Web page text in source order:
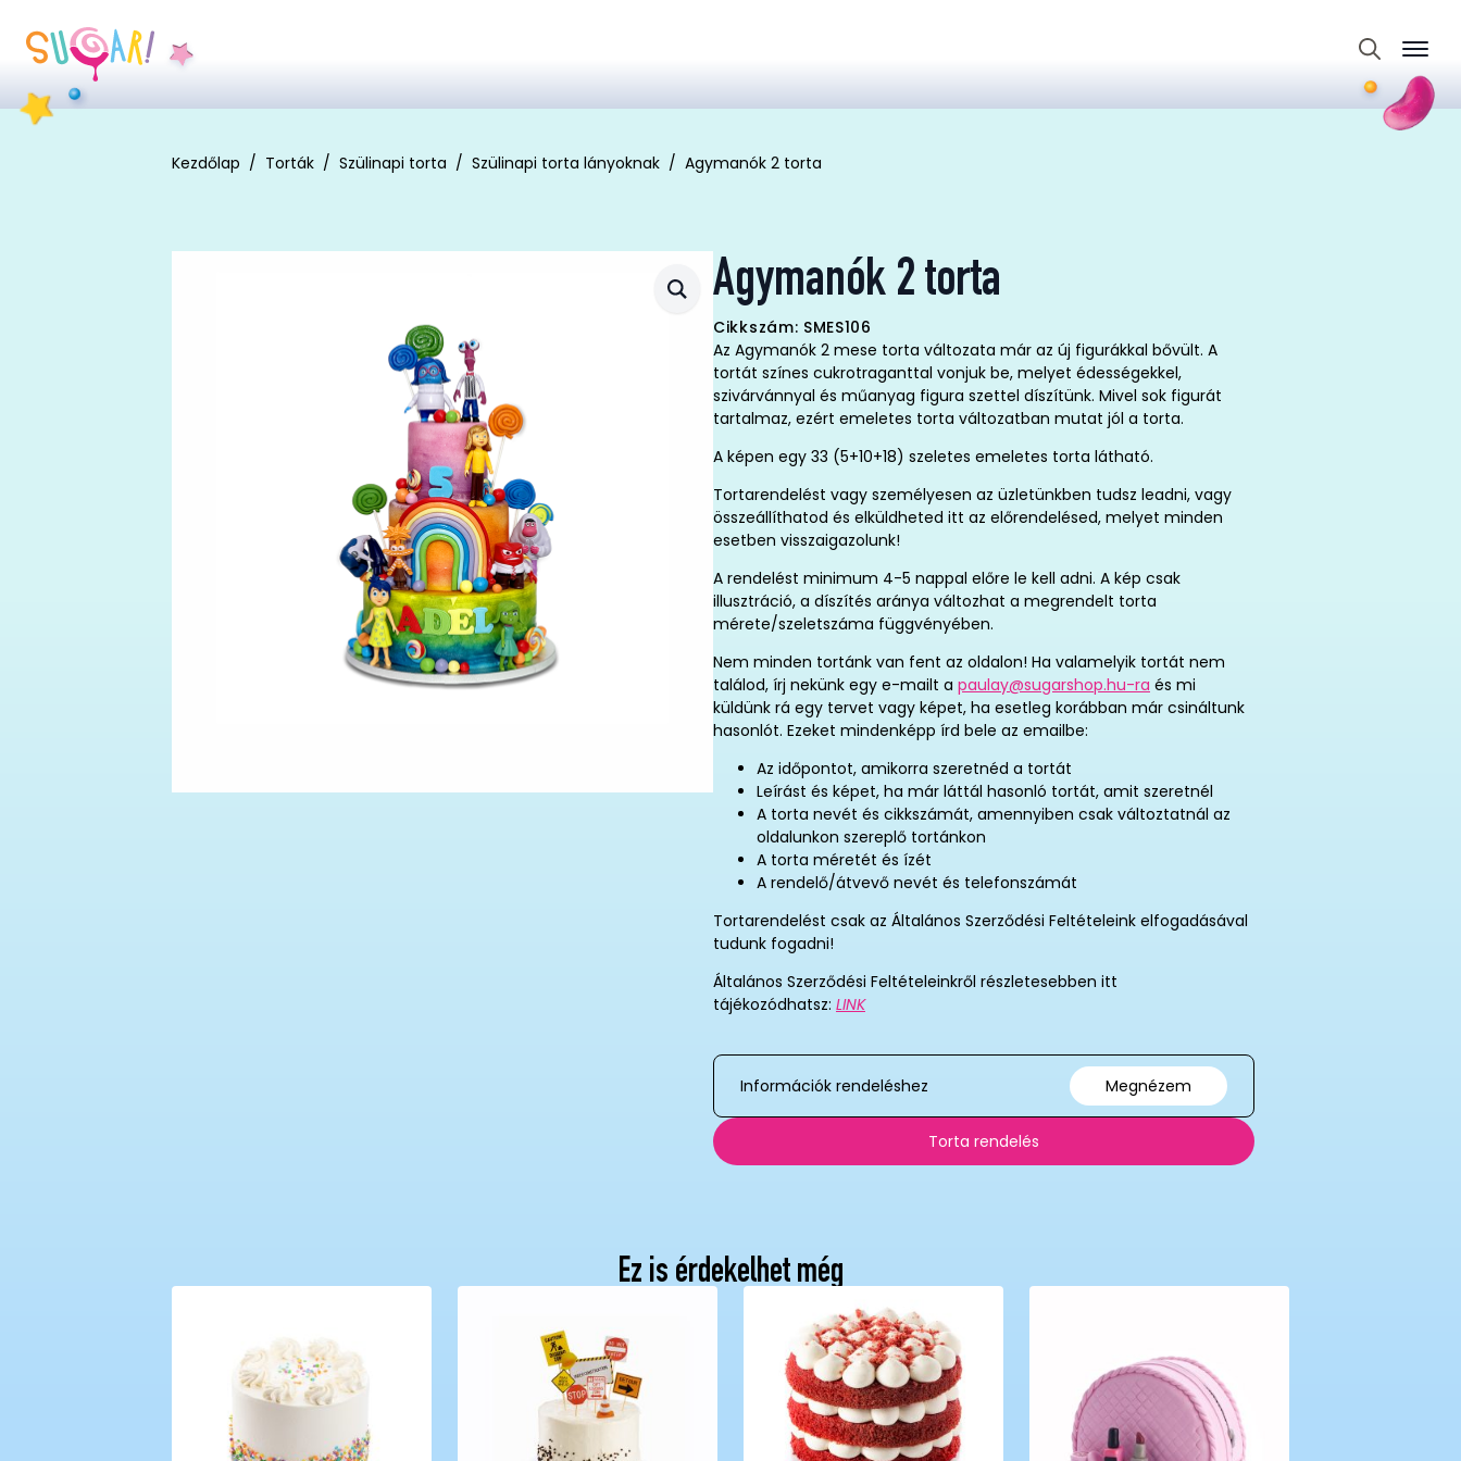
for:
Kezdőlap Torták Szülinapi torta Szülinapi torta lányoknak Agymanók 2 torta
Agymanók 2 torta
Cikkszám: SMES106
Az Agymanók 2 mese torta változata már az új figurákkal bővült. A
tortát színes cukrotraganttal vonjuk be, melyet édességekkel,
szivárvánnyal és műanyag figura szettel díszítünk. Mivel sok figurát
tartalmaz, ezért emeletes torta változatban mutat jól a torta.
A képen egy 33 (5+10+18) szeletes emeletes torta látható.
Tortarendelést vagy személyesen az üzletünkben tudsz leadni, vagy
összeállíthatod és elküldheted itt az előrendelésed, melyet minden
esetben visszaigazolunk!
A rendelést minimum 4-5 nappal előre le kell adni. A kép csak
illusztráció, a díszítés aránya változhat a megrendelt torta
mérete/szeletszáma függvényében.
Nem minden tortánk van fent az oldalon! Ha valamelyik tortát nem
találod, írj nekünk egy e-mailt a paulay@sugarshop.hu-ra és mi
küldünk rá egy tervet vagy képet, ha esetleg korábban már csináltunk
hasonlót. Ezeket mindenképp írd bele az emailbe:
Az időpontot, amikorra szeretnéd a tortát
Leírást és képet, ha már láttál hasonló tortát, amit szeretnél
A torta nevét és cikkszámát, amennyiben csak változtatnál az
oldalunkon szereplő tortánkon
A torta méretét és ízét
A rendelő/átvevő nevét és telefonszámát
Tortarendelést csak az Általános Szerződési Feltételeink elfogadásával
tudunk fogadni!
Általános Szerződési Feltételeinkről részletesebben itt
tájékozódhatsz: LINK
Információk rendeléshez Megnézem
Torta rendelés
Ez is érdekelhet még